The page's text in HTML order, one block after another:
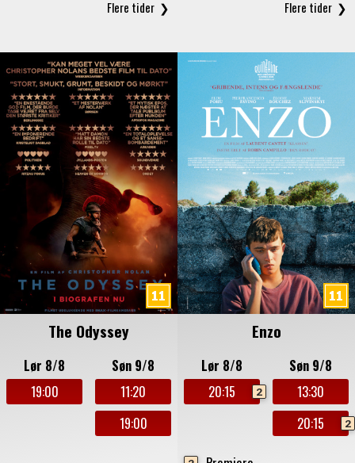
The Odyssey
Lør 8/8
19:00
Søn 9/8
11:20
19:00
Enzo
Lør 8/8
20:15
2
Søn 9/8
13:30
20:15
2